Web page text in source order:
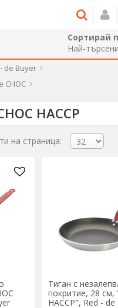
Сортирай
de Buyer
HACCP
на страница:
Тиган с
покритие, 28 см,
HACCP", Red -